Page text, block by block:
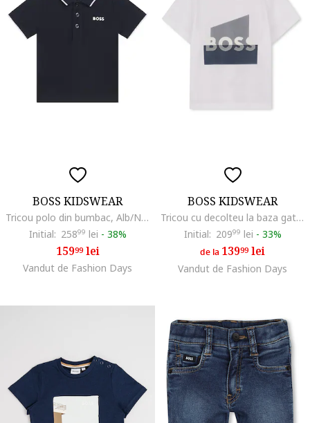
BOSS KIDSWEAR
Tricou polo din bumbac, Alb/Negru
Initial: 25899 lei - 38%
15999lei
Vandut de Fashion Days
BOSS KIDSWEAR
Tricou cu decolteu la baza gatului si logo, Alb/Bleumarin
Initial: 20999 lei - 33%
de la 13999lei
Vandut de Fashion Days